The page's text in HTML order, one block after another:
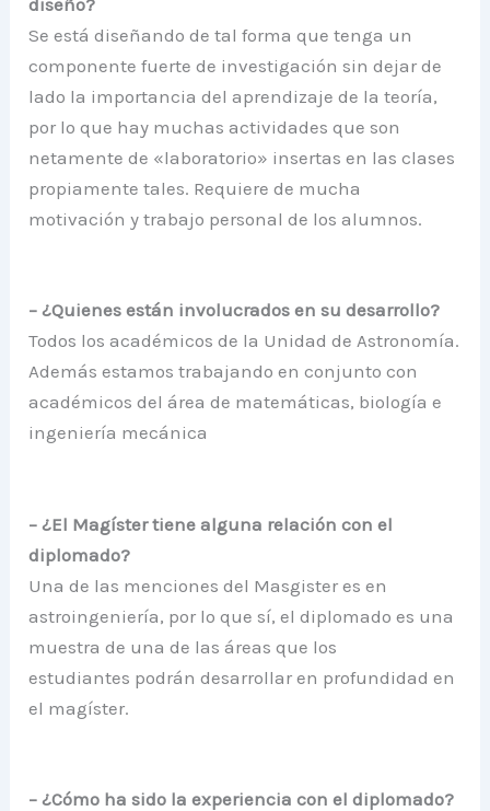
diseño?
Se está diseñando de tal forma que tenga un
componente fuerte de investigación sin dejar de
lado la importancia del aprendizaje de la teoría,
por lo que hay muchas actividades que son
netamente de «laboratorio» insertas en las clases
propiamente tales. Requiere de mucha
motivación y trabajo personal de los alumnos.
– ¿Quienes están involucrados en su desarrollo?
Todos los académicos de la Unidad de Astronomía.
Además estamos trabajando en conjunto con
académicos del área de matemáticas, biología e
ingeniería mecánica
– ¿El Magíster tiene alguna relación con el
diplomado?
Una de las menciones del Masgister es en
astroingeniería, por lo que sí, el diplomado es una
muestra de una de las áreas que los
estudiantes podrán desarrollar en profundidad en
el magíster.
– ¿Cómo ha sido la experiencia con el diplomado?